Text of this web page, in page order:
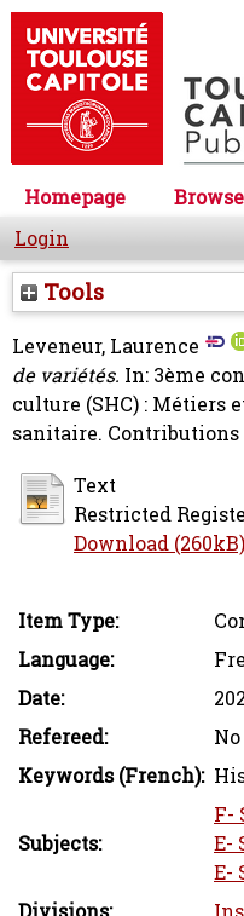
Homepage Browse
Login
Tools
Leveneur, Laurence
de variétés. In: 3ème
culture (SHC) : Métiers
sanitaire. Contributions
Text
Restricted
Download (260kB)
Item Type:
Language:
Date:
Refereed:
No
Keywords (French):
Subjects:
F-
E-
E-